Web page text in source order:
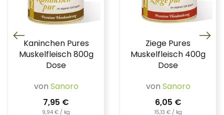
Kaninchen Pures
Muskelfleisch 800g
Dose
von Sanoro
7,95 €
9,94 € / kg
Ziege Pures
Muskelfleisch 400g
Dose
von Sanoro
6,05 €
15,13 € / kg